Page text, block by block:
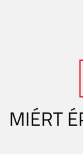
MIÉRT